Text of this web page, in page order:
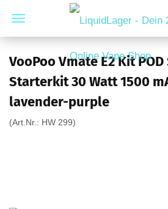
VooPoo Vmate E2 Kit
Starterkit 30 Watt 1500
lavender-purple
(Art.Nr.: HW 299)